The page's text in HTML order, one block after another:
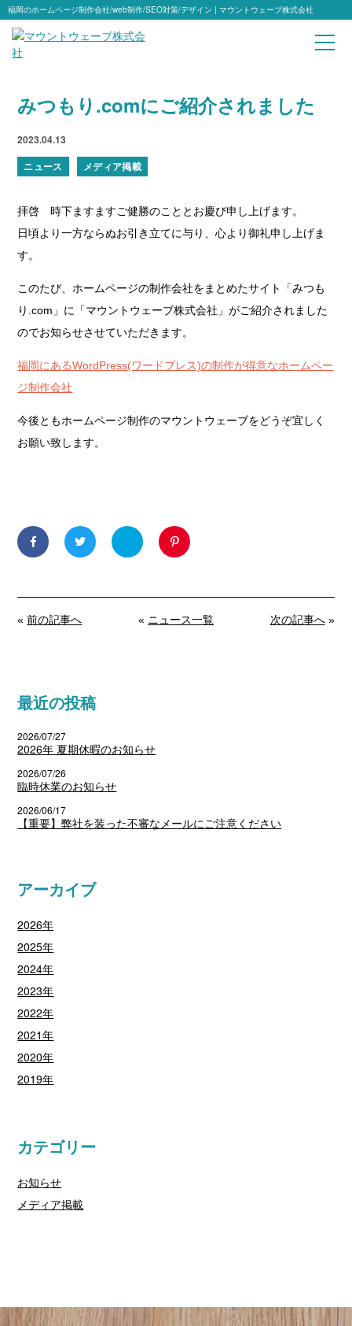
福岡のホームページ制作会社/web制作/SEO対策/デザイン | マウントウェーブ株式会社
みつもり.comにご紹介されました
2023.04.13
ニュース
メディア掲載
拝啓 時下ますますご健勝のこととお慶び申し上げます。
日頃より一方ならぬお引き立てに与り、心より御礼申し上げま
す。
このたび、ホームページの制作会社をまとめたサイト「みつも
り.com」に「マウントウェーブ株式会社」がご紹介されました
のでお知らせさせていただきます。
福岡にあるWordPress(ワードプレス)の制作が得意なホームペー
ジ制作会社
今後ともホームページ制作のマウントウェーブをどうぞ宜しく
お願い致します。
«前の記事へ « ニュース一覧 次の記事へ»
最近の投稿
2026/07/27
2026年 夏期休暇のお知らせ
2026/07/26
臨時休業のお知らせ
2026/06/17
【重要】弊社を装った不審なメールにご注意ください
アーカイブ
2026年
2025年
2024年
2023年
2022年
2021年
2020年
2019年
カテゴリー
お知らせ
メディア掲載